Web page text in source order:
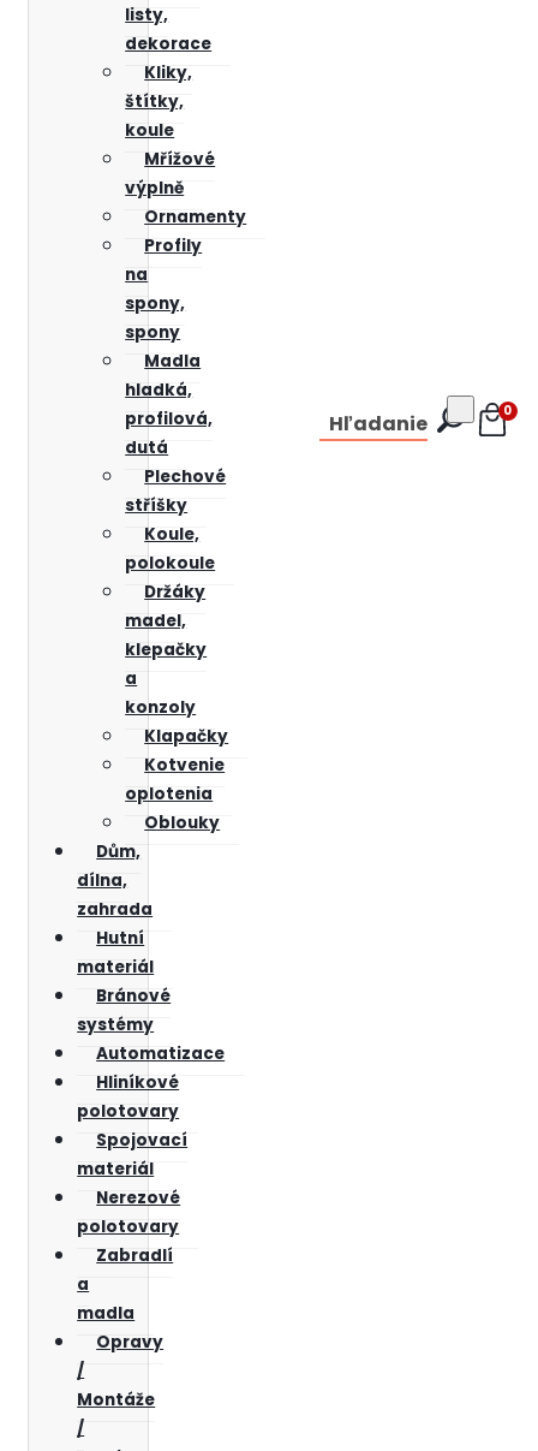
listy,
dekorace
Kliky,
štítky,
koule
Mřížové
výplně
Ornamenty
Profily
na
spony,
spony
Madla
hladká,
profilová,
dutá
Plechové
stříšky
Koule,
polokoule
Držáky
madel,
klepačky
a
konzoly
Klapačky
Kotvenie
oplotenia
Oblouky
Dům,
dílna,
zahrada
Hutní
materiál
Bránové
systémy
Automatizace
Hliníkové
polotovary
Spojovací
materiál
Nerezové
polotovary
Zabradlí
a
madla
Opravy
/
Montáže
/
Hľadanie 0